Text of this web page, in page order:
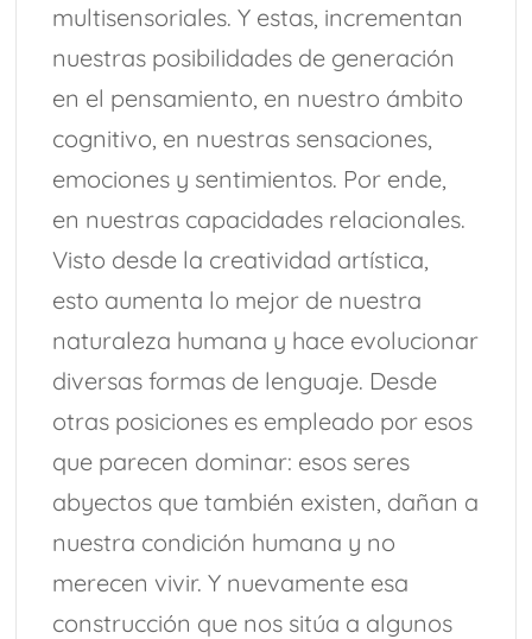
multisensoriales. Y estas, incrementan
nuestras posibilidades de generación
en el pensamiento, en nuestro ámbito
cognitivo, en nuestras sensaciones,
emociones y sentimientos. Por ende,
en nuestras capacidades relacionales.
Visto desde la creatividad artística,
esto aumenta lo mejor de nuestra
naturaleza humana y hace evolucionar
diversas formas de lenguaje. Desde
otras posiciones es empleado por esos
que parecen dominar: esos seres
abyectos que también existen, dañan a
nuestra condición humana y no
merecen vivir. Y nuevamente esa
construcción que nos sitúa a algunos